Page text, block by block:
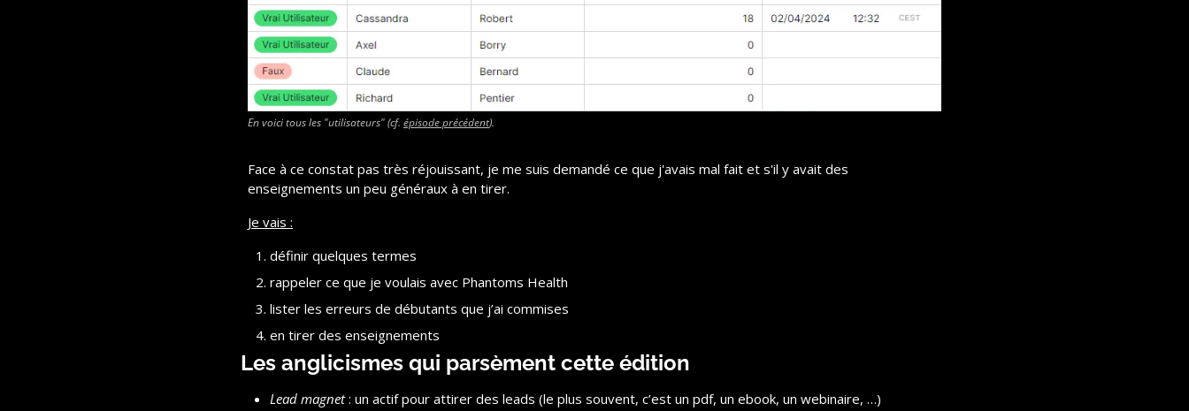
En voici tous les "utilisateurs" (cf. épisode précédent).
Face à ce constat pas très réjouissant, je me suis demandé ce que j'avais mal fait et s'il y avait des
enseignements un peu généraux à en tirer.
Je vais :
définir quelques termes
rappeler ce que je voulais avec Phantoms Health
lister les erreurs de débutants que j’ai commises
en tirer des enseignements
Les anglicismes qui parsèment cette édition
Lead magnet : un actif pour attirer des leads (le plus souvent, c’est un pdf, un ebook, un webinaire, …)